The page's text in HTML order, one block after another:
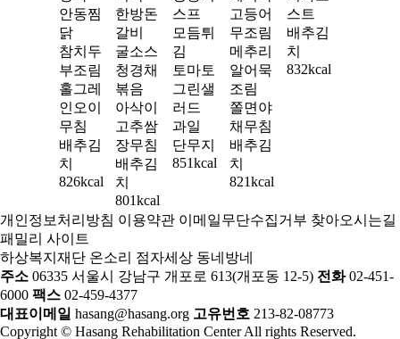
안동찜
닭
참치두
부조림
홀그레
인오이
무침
배추김
치
826kcal
한방돈
갈비
굴소스
청경채
볶음
아삭이
고추쌈
장무침
배추김
치
801kcal
스프
모듬튀
김
토마토
그린샐
러드
과일
단무지
851kcal
고등어
무조림
메추리
알어묵
조림
쫄면야
채무침
배추김
치
821kcal
스트
배추김
치
832kcal
개인정보처리방침 이용약관 이메일무단수집거부 찾아오시는길
패밀리 사이트
하상복지재단 온소리 점자세상 동네방네
주소 06335 서울시 강남구 개포로 613(개포동 12-5) 전화02-451-
6000 팩스 02-459-4377
대표이메일 hasang@hasang.org 고유번호 213-82-08773
Copyright © Hasang Rehabilitation Center All rights Reserved.